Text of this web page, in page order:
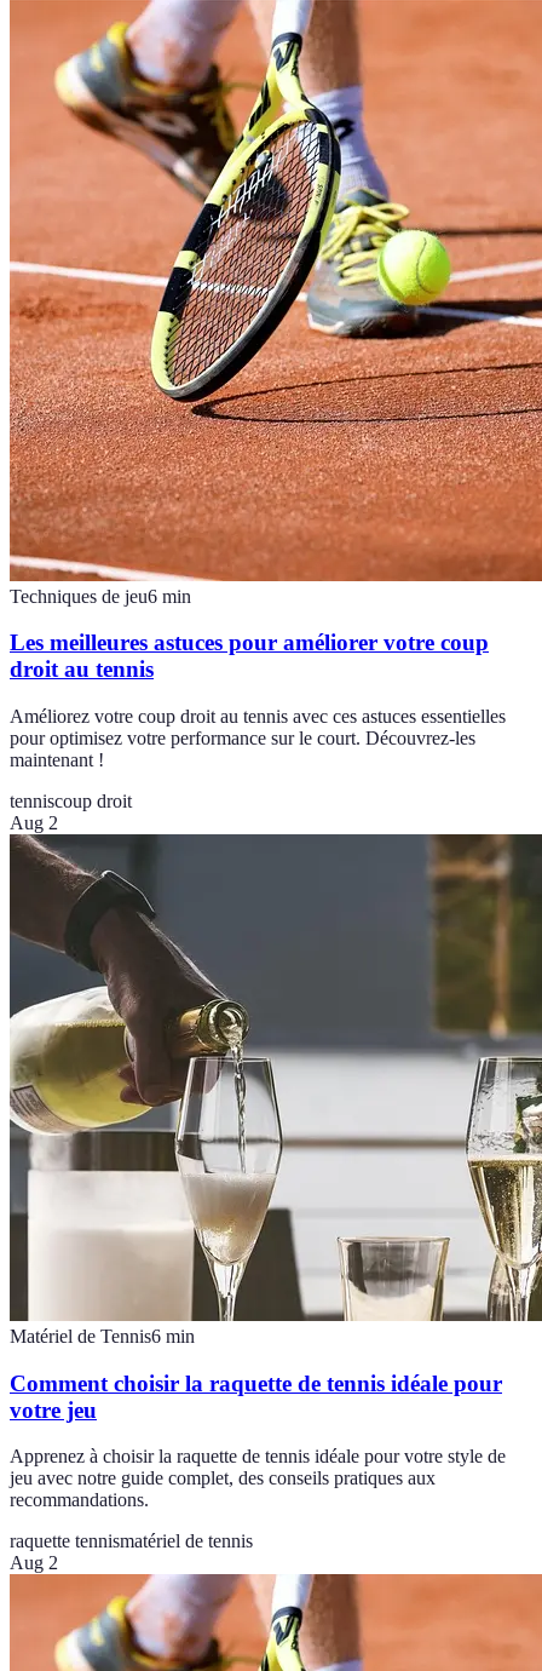
Techniques de jeu6 min
Les meilleures astuces pour améliorer votre coup
droit au tennis
Améliorez votre coup droit au tennis avec ces astuces essentielles
pour optimisez votre performance sur le court. Découvrez-les
maintenant !
tenniscoup droit
Aug 2
Matériel de Tennis6 min
Comment choisir la raquette de tennis idéale pour
votre jeu
Apprenez à choisir la raquette de tennis idéale pour votre style de
jeu avec notre guide complet, des conseils pratiques aux
recommandations.
raquette tennismatériel de tennis
Aug 2